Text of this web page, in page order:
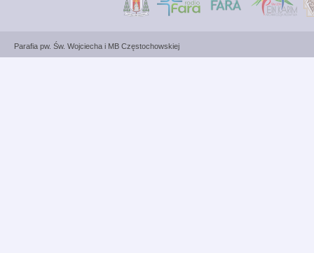
Parafia pw. Św. Wojciecha i MB Częstochowskiej